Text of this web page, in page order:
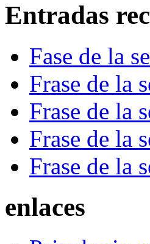
Entradas
Fase de la
Frase de la
Frase de la
Frase de la
Frase de la
enlaces